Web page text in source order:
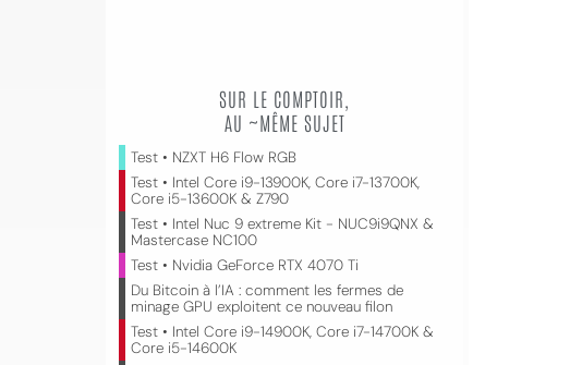
SUR LE COMPTOIR,
AU ~MÊME SUJET
Test • NZXT H6 Flow RGB
Test • Intel Core i9-13900K, Core i7-13700K,
Core i5-13600K & Z790
Test • Intel Nuc 9 extreme Kit - NUC9i9QNX &
Mastercase NC100
Test • Nvidia GeForce RTX 4070 Ti
Du Bitcoin à l’IA : comment les fermes de
minage GPU exploitent ce nouveau filon
Test • Intel Core i9-14900K, Core i7-14700K &
Core i5-14600K